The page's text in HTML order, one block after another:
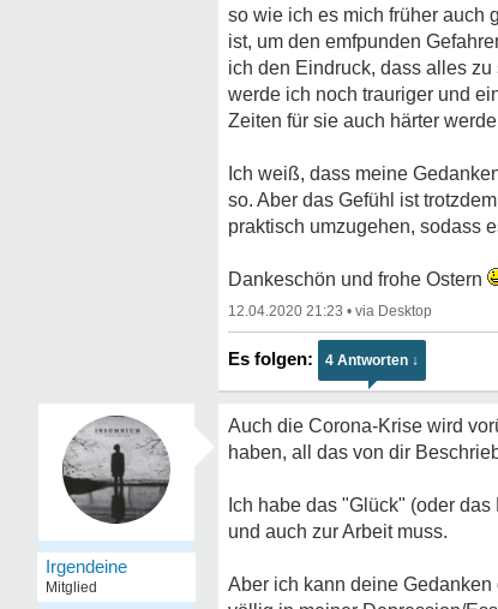
so wie ich es mich früher auch
ist, um den emfpunden
ich den Eindruck, dass alles
werde ich noch trauriger und
Zeiten für sie auch härter
Ich weiß, dass meine
so. Aber das Gefühl ist
praktisch umzugehen, sodass
Dankeschön und frohe Ostern
12.04.2020 21:23 •
4 Antworten ↓
Irgendeine
Mitglied
Auch die Corona-Krise wird
haben, all das von dir
Ich habe das "Glück" (oder
und auch zur Arbeit muss.
Aber ich kann deine